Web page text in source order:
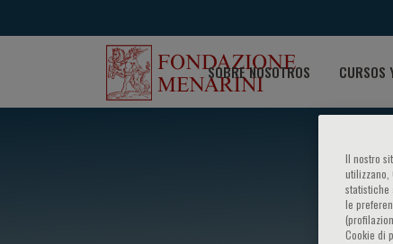
SOBRE NOSOTROS CURSOS
Il nostro
utilizzano,
statistiche
le
Cookie di